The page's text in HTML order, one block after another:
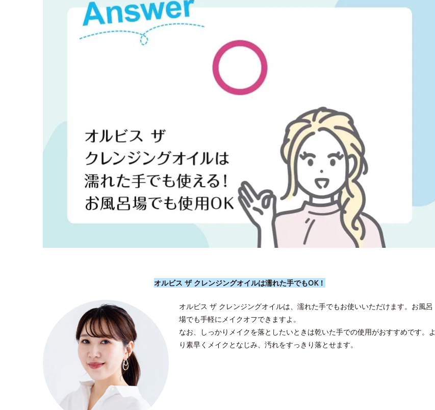
オルビス ザ クレンジングオイルは濡れた手でもOK！
オルビス ザ クレンジングオイルは、濡れた手でもお使いいただけます。お風呂
場でも手軽にメイクオフできますよ。
なお、しっかりメイクを落としたいときは乾いた手での使用がおすすめです。よ
り素早くメイクとなじみ、汚れをすっきり落とせます。